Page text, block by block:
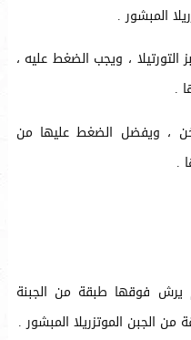
المبشور .
، ويجب الضغط عليه ،
.
، ويفضل الضغط عليها من
.
يرش فوقها طبقة من الجبنة
الجبن الموتزريلا المبشور .